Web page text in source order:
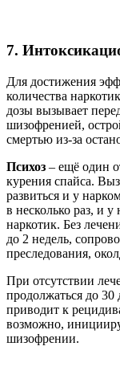
7.
Для достижения
количества
дозы вызывает
шизофренией,
смертью из-за
Психоз – ещё один
курения спайса.
развиться и у
в несколько раз, и
наркотик. Без
до 2 недель,
преследования,
При отсутствии
продолжаться до
приводит к
возможно,
шизофрении.